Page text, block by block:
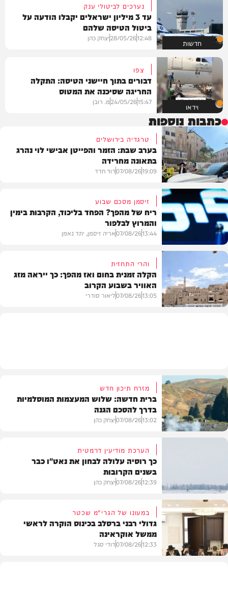
חדשות
נערכים לביטולי ענק
עד 3 מיליון ישראלים יקבלו הודעה על
ביטול הטיסה שלהם
12:48
28/05/26יצחק כהן
וידאו
צפו
דבורים בתוך חיישני הטיסה: התקלה
החריגה שסיכנה את המטוס
15:47
24/05/26מ. רובן
כתבות נוספות
בארץ
טרגדיה בירושלים
בערב שבת: הזמר והפייטן אבישי לוי נהרג
בתאונה מחרידה
19:09
07/08/26דוד חדד
פוליטי
זיסמן מסכם שבוע
ריח של מהפך? הפחד בליכוד, הקרבות בימין
והמרוץ לבלפור
13:44
07/08/26אריה זיסמן, יתד נאמן
והרי התחזית
הקלה זמנית בחום ואז מהפך: כך ייראה מזג
האוויר בשבוע הקרוב
13:05
07/08/26ליאור סודרי
מזרח תיכון חדש
ברית חדשה: שלוש המעצמות המוסלמיות
בדרך להסכם הגנה
13:02
07/08/26יצחק כהן
הערכת מודיעין דרמטית
כך רוסיה עלולה לבחון את נאט"ו כבר
בשנים הקרובות
12:39
07/08/26יצחק כהן
במעונו של הגרי"מ שכטר
גדולי רבני ברסלב בכינוס הוקרה לראשי
ממשל אוקראינה
12:33
07/08/26דודי סגל